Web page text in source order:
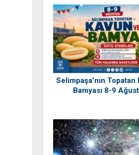
Selimpaşa’nın Topatan
Bamyası 8-9